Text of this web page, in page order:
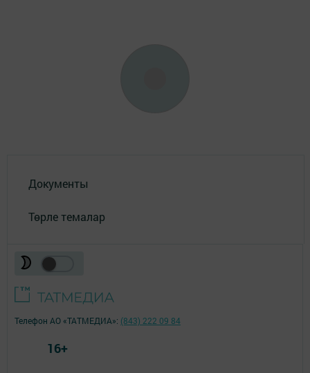
Документы
Төрле темалар
Телефон АО «ТАТМЕДИА»: (843) 222 09 84
16+